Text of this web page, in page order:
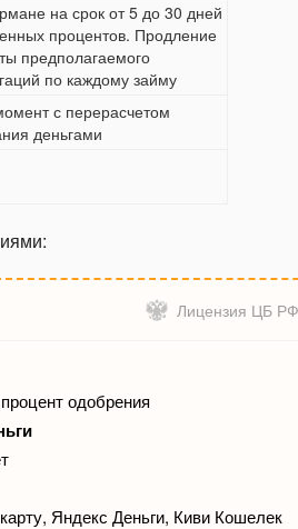
на срок от 5 до 30 дней
процентов. Продление
предполагаемого
по каждому займу
с перерасчетом
деньгами
Лицензия ЦБ
одобрения
Яндекс Деньги, Киви Кошелек